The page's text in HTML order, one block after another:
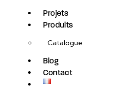
Projets
Produits
Catalogue
Blog
Contact